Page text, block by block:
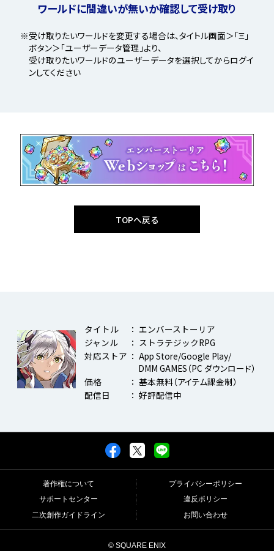
ワールドに間違いが無いか確認して受け取り
※受け取りたいワールドを変更する場合は、タイトル画面＞「Ξ」
ボタン＞「ユーザーデータ管理」より、
受け取りたいワールドのユーザーデータを選択してからログイ
ンしてください
TOPへ戻る
タイトル
： エンバーストーリア
ジャンル
： ストラテジックRPG
対応ストア ： App Store/Google Play/
DMM GAMES （PC ダウンロード）
価格
： 基本無料（アイテム課金制）
配信日
： 好評配信中
著作権について
プライバシーポリシー
サポートセンター
違反ポリシー
二次創作ガイドライン
お問い合わせ
© SQUARE ENIX